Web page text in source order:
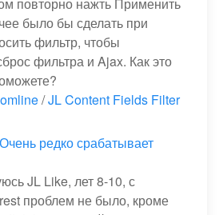
повторно нажть Применить
было бы сделать при
фильтр, чтобы
фильтра и Ajax. Как это
/JL Content Fields Filter
редко срабатывает
JL Like, лет 8-10, с
проблем не было, кроме